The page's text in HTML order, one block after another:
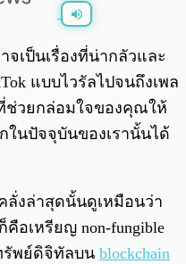
0:00 /0:00
จเป็นเรื่องที่น่ากลัวและ
แบบไวรัลไปจนถึงเพล
ช่วยกล่อมใจของคุณให้
ในปัจจุบันของเรานั้นได้
ลั่งล่าสุดนั้นดูเหมือนว่า
อเหรียญ non-fungible
รัพย์ดิจิทัลบน blockchain